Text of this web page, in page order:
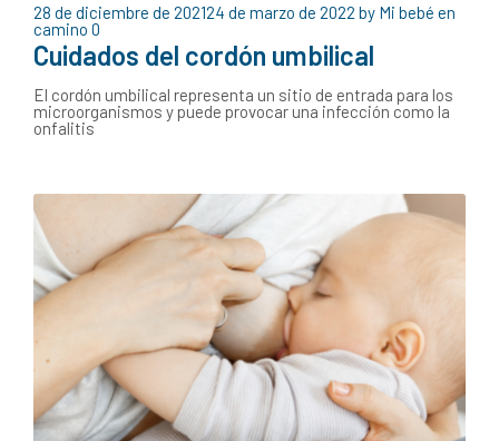
28 de diciembre de 202124 de marzo de 2022 by Mi bebé en
camino 0
Cuidados del cordón umbilical
El cordón umbilical representa un sitio de entrada para los
microorganismos y puede provocar una infección como la
onfalitis